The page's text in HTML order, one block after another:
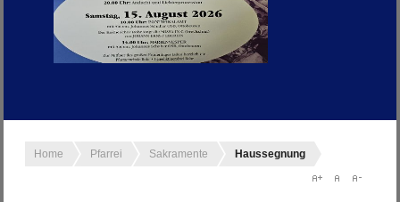
Home Pfarrei Sakramente Haussegnung